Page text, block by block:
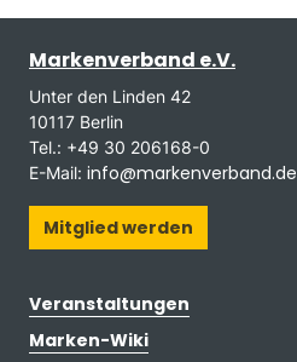
Markenverband e.V.
Unter den Linden 42
10117 Berlin
Tel.: +49 30 206168-0
E-Mail: info@markenverband.de
Mitglied werden
Veranstaltungen
Marken-Wiki